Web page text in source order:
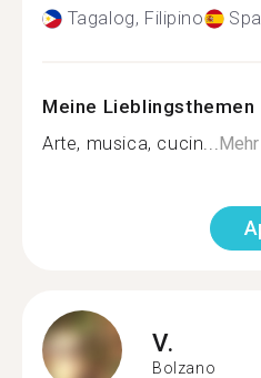
Tagalog, Filipino
Meine Lieblingsthemen
Arte, musica, cucin...
V.
Bolzano